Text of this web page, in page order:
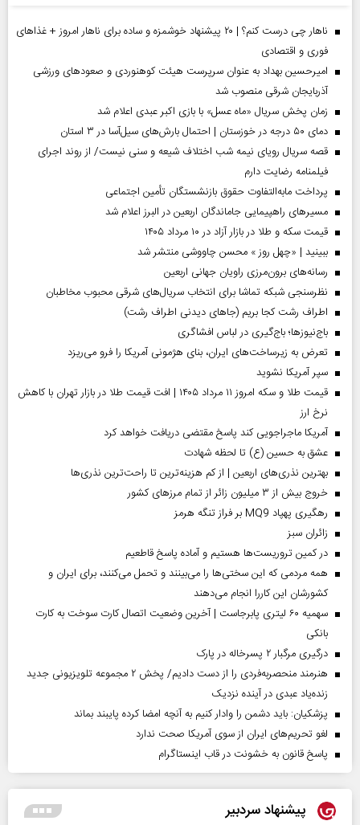
ناهار چی درست کنم؟ | ۲۰ پیشنهاد خوشمزه و ساده برای ناهار امروز + غذاهای
فوری و اقتصادی
امیرحسین بهداد به عنوان سرپرست هیئت کوهنوردی و صعودهای ورزشی
آذربایجان شرقی منصوب شد
زمان پخش سریال «ماه عسل» با بازی اکبر عبدی اعلام شد
دمای ۵۰ درجه در خوزستان | احتمال بارش‌های سیل‌آسا در ۳ استان
قصه سریال رویای نیمه شب اختلاف شیعه و سنی نیست/ از روند اجرای
فیلمنامه رضایت دارم
پرداخت مابه‌التفاوت حقوق بازنشستگان تأمین اجتماعی
مسیر‌های راهپیمایی جاماندگان اربعین در البرز اعلام شد
قیمت سکه و طلا در بازار آزاد در ۱۰ مرداد ۱۴۰۵
ببینید | «چهل روز » محسن چاووشی منتشر شد
رسانه‌های برون‌مرزی راویان جهانی اربعین
نظرسنجی شبکه تماشا برای انتخاب سریال‌های شرقی محبوب مخاطبان
اطراف رشت کجا بریم (جاهای دیدنی اطراف رشت)
باج‌نیوزها؛ باج‌گیری در لباس افشاگری
تعرض به زیرساخت‌های ایران، بنای هژمونی آمریکا را فرو می‌ریزد
سپر آمریکا نشوید
قیمت طلا و سکه امروز ۱۱ مرداد ۱۴۰۵ | افت قیمت طلا در بازار تهران با کاهش
نرخ ارز
آمریکا ماجراجویی کند پاسخ مقتضی دریافت خواهد کرد
عشق به حسین (ع) تا لحظه شهادت
بهترین نذری‌های اربعین | از کم هزینه‌ترین تا راحت‌ترین نذری‌ها
خروج بیش از ۳ میلیون زائر از تمام مرز‌های کشور
رهگیری پهپاد MQ9 بر فراز تنگه هرمز
‌زائران سبز
در کمین تروریست‌ها هستیم و آماده پاسخ قاطعیم
همه مردمی که این سختی‌ها را می‌بینند و تحمل می‌کنند، برای ایران و
کشورشان این کاررا انجام می‌دهند
سهمیه ۶۰ لیتری پابرجاست | آخرین وضعیت اتصال کارت سوخت به کارت
بانکی
درگیری مرگبار ۲ پسرخاله در پارک
هنرمند منحصر‌به‌فردی را از دست دادیم/ پخش ۲ مجموعه تلویزیونی جدید
زنده‌یاد عبدی در آینده نزدیک
پزشکیان: باید دشمن را وادار کنیم به آنچه امضا کرده پایبند بماند
لغو تحریم‌های ایران از سوی آمریکا صحت ندارد
پاسخ قانون به خشونت در قاب اینستاگرام
پیشنهاد سردبیر